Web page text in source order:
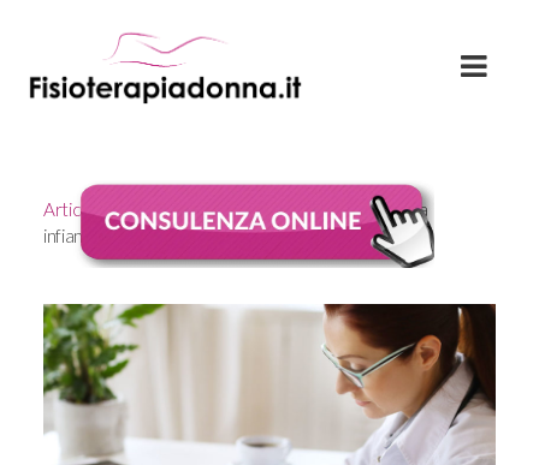
Articoli
Currently viewing the category: "Malattia
infiammatoria pelvica"